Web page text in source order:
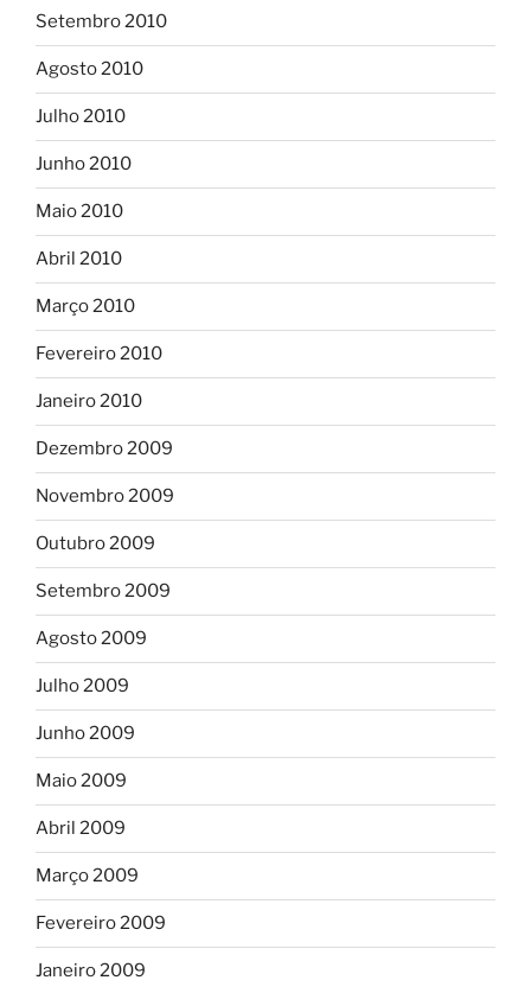
Setembro 2010
Agosto 2010
Julho 2010
Junho 2010
Maio 2010
Abril 2010
Março 2010
Fevereiro 2010
Janeiro 2010
Dezembro 2009
Novembro 2009
Outubro 2009
Setembro 2009
Agosto 2009
Julho 2009
Junho 2009
Maio 2009
Abril 2009
Março 2009
Fevereiro 2009
Janeiro 2009